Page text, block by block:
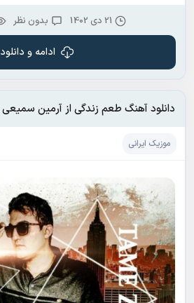
21 دی 1402 بدون نظر
ادامه و دانلود
دانلود آهنگ طعم زندگی از آرمین سمیعی
موزیک ایرانی